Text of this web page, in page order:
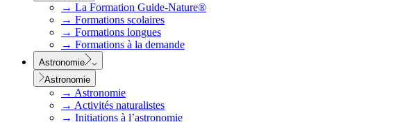
→ La Formation Guide-Nature®
→ Formations scolaires
→ Formations longues
→ Formations à la demande
Astronomie
Astronomie
→ Astronomie
→ Activités naturalistes
→ Initiations à l’astronomie